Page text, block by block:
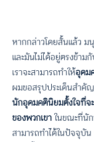
หากกล่าวโดยสั้นแล้ว ม
และมันไม่ได้อยู่ตรงข้า
เราจะสามารถทำให้อุดม
ผมขอสรุปประเด็นสำคั
นักอุดมคตินิยมตั้งใจที่จ
ของพวกเขาในขณะที่นั
สามารถทำได้ในปัจจุบั